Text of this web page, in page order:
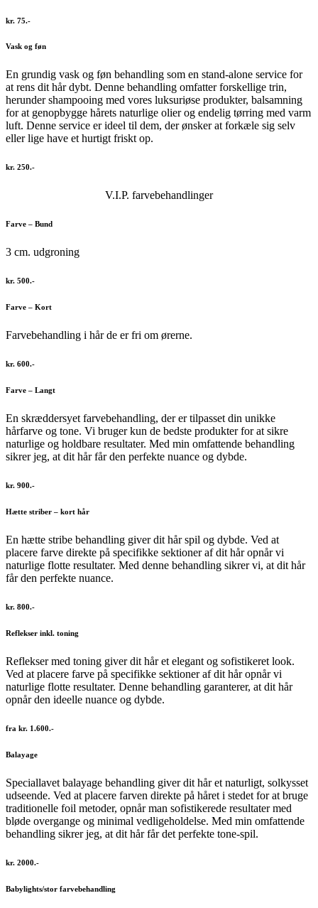
kr. 75.-
Vask og føn
En grundig vask og føn behandling som en stand-alone service for
at rens dit hår dybt. Denne behandling omfatter forskellige trin,
herunder shampooing med vores luksuriøse produkter, balsamning
for at genopbygge hårets naturlige olier og endelig tørring med varm
luft. Denne service er ideel til dem, der ønsker at forkæle sig selv
eller lige have et hurtigt friskt op.
kr. 250.-
V.I.P. farve­behandlinger
Farve – Bund
3 cm. udgroning
kr. 500.-
Farve – Kort
Farvebehandling i hår de er fri om ørerne.
kr. 600.-
Farve – Langt
En skræddersyet farvebehandling, der er tilpasset din unikke
hårfarve og tone. Vi bruger kun de bedste produkter for at sikre
naturlige og holdbare resultater. Med min omfattende behandling
sikrer jeg, at dit hår får den perfekte nuance og dybde.
kr. 900.-
Hætte striber – kort hår
En hætte stribe behandling giver dit hår spil og dybde. Ved at
placere farve direkte på specifikke sektioner af dit hår opnår vi
naturlige flotte resultater. Med denne behandling sikrer vi, at dit hår
får den perfekte nuance.
kr. 800.-
Reflekser inkl. toning
Reflekser med toning giver dit hår et elegant og sofistikeret look.
Ved at placere farve på specifikke sektioner af dit hår opnår vi
naturlige flotte resultater. Denne behandling garanterer, at dit hår
opnår den ideelle nuance og dybde.
fra kr. 1.600.-
Balayage
Speciallavet balayage behandling giver dit hår et naturligt, solkysset
udseende. Ved at placere farven direkte på håret i stedet for at bruge
traditionelle foil metoder, opnår man sofistikerede resultater med
bløde overgange og minimal vedligeholdelse. Med min omfattende
behandling sikrer jeg, at dit hår får det perfekte tone-spil.
kr. 2000.-
Babylights/stor farvebehandling